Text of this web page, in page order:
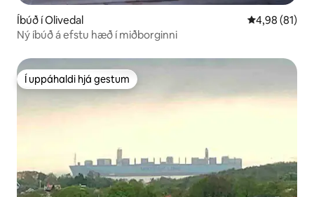
Íbúð í Olivedal 4,98 af 5 í
4,98 (81)
Ný íbúð á efstu hæð í miðborginni
Í uppáhaldi hjá gestum
Í uppáhaldi hjá gestum